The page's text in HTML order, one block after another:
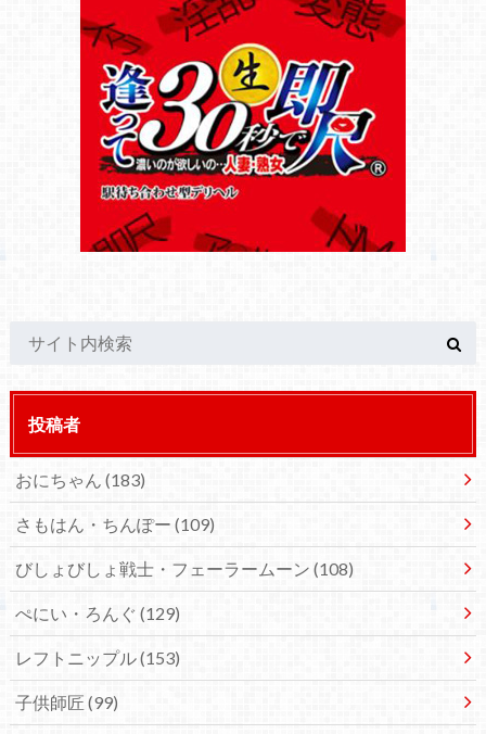
投稿者
おにちゃん (183)
さもはん・ちんぽー (109)
びしょびしょ戦士・フェーラームーン (108)
ぺにい・ろんぐ (129)
レフトニップル(153)
子供師匠 (99)